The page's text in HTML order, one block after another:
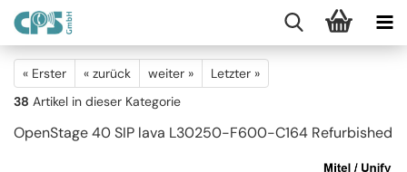
« Erster « zurück weiter »
Letzter »
38 Artikel in dieser Kategorie
OpenStage 40 SIP lava L30250-F600-C164 Refurbished